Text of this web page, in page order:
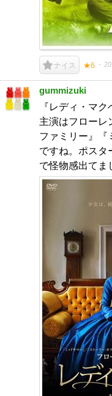
ナイス ★6
gummizuki
『レディ・マク
主演はフローレ
ファミリー』『
ですね。ポスタ
で怪物感出てま